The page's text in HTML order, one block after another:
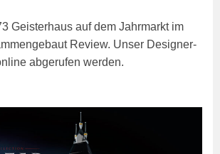
Geisterhaus auf dem Jahrmarkt im
Review. Unser Designer-
abgerufen werden.